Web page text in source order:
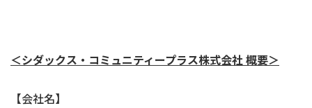
＜シダックス・コミュニティープラス株式会社概要＞
【会社名】